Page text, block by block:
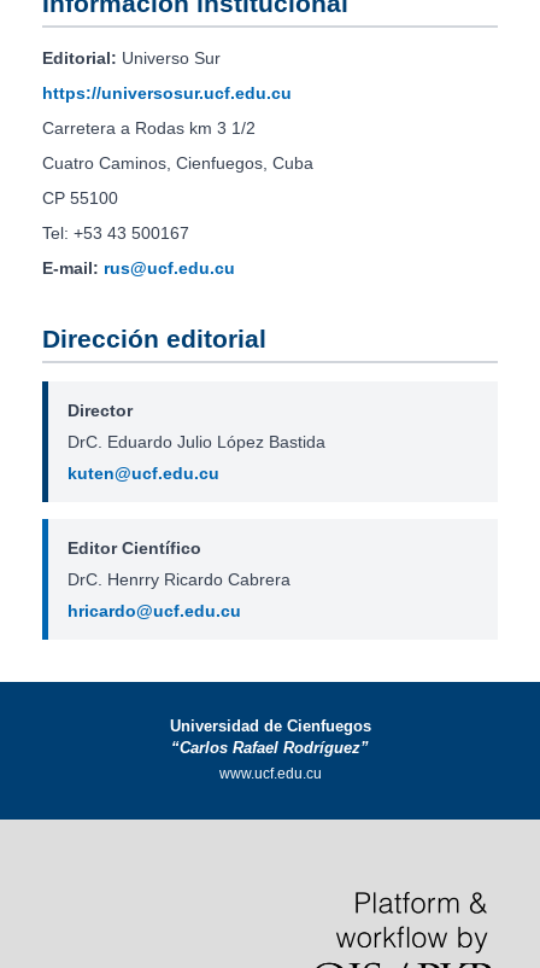
Editorial: Universo Sur
https://universosur.ucf.edu.cu
Carretera a Rodas km 3 1/2
Cuatro Caminos, Cienfuegos, Cuba
CP 55100
Tel: +53 43 500167
E-mail: rus@ucf.edu.cu
Dirección editorial
Director
DrC. Eduardo Julio López Bastida
kuten@ucf.edu.cu
Editor Científico
DrC. Henrry Ricardo Cabrera
hricardo@ucf.edu.cu
Universidad de Cienfuegos
“Carlos Rafael Rodríguez”
www.ucf.edu.cu